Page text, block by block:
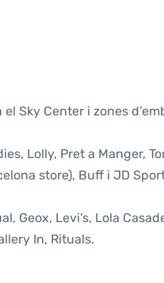
Sky Center i zones
Lolly, Pret a Manger,
store), Buff i JD
Geox, Levi’s, Lola
In, Rituals.